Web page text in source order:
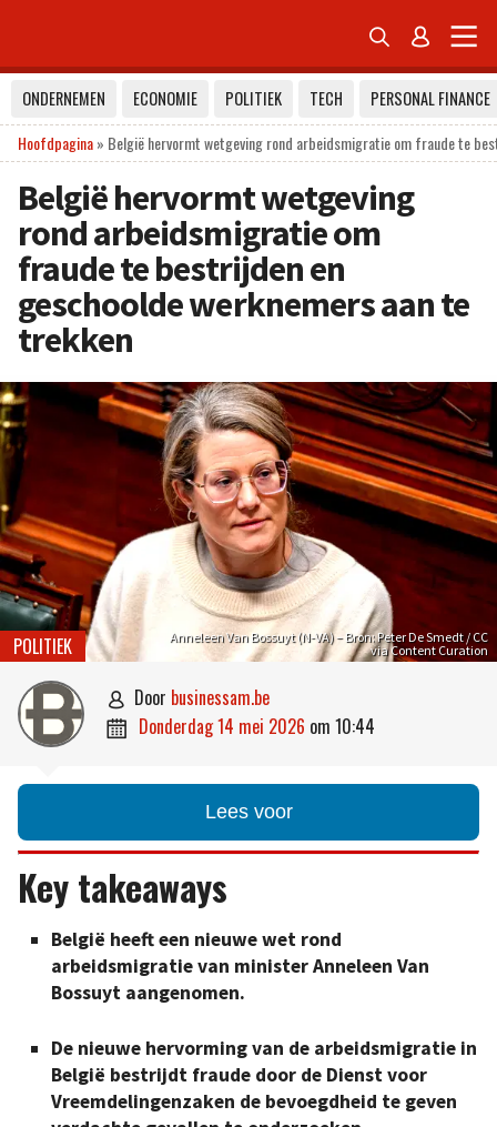
 
ONDERNEMEN ECONOMIE POLITIEK TECH
PERSONAL FINANCE
Hoofdpagina» België hervormt wetgeving rond arbeidsmigratie om fraude te
België hervormt wetgeving
rond arbeidsmigratie om
fraude te bestrijden en
geschoolde werknemers aan te
trekken
Anneleen Van Bossuyt (N-VA) – Bron: Peter De Smedt / CC
via Content Curation
POLITIEK
 door businessam.be
 donderdag 14 mei 2026 om 10:44
Lees voor
Key takeaways
België heeft een nieuwe wet rond
arbeidsmigratie van minister Anneleen Van
Bossuyt aangenomen.
De nieuwe hervorming van de arbeidsmigratie in
België bestrijdt fraude door de Dienst voor
Vreemdelingenzaken de bevoegdheid te geven